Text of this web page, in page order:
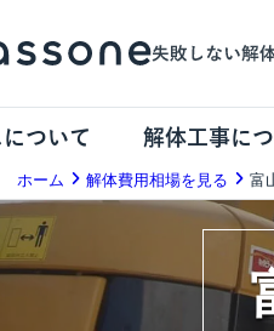
ついて 解体工事に
ホーム 解体費用相場を見る 富